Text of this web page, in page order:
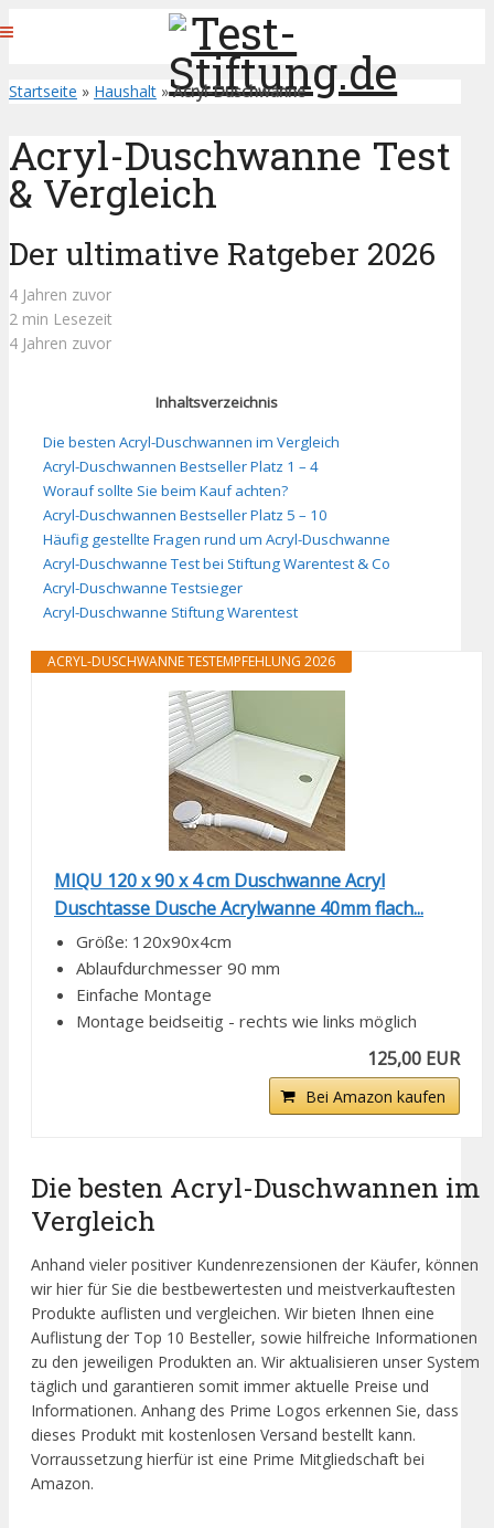
Startseite » Haushalt »Acryl-Duschwanne
Acryl-Duschwanne Test
& Vergleich
Der ultimative Ratgeber 2026
4 Jahren zuvor
2 min Lesezeit
4 Jahren zuvor
Inhaltsverzeichnis
Die besten Acryl-Duschwannen im Vergleich
Acryl-Duschwannen Bestseller Platz 1 – 4
Worauf sollte Sie beim Kauf achten?
Acryl-Duschwannen Bestseller Platz 5 – 10
Häufig gestellte Fragen rund um Acryl-Duschwanne
Acryl-Duschwanne Test bei Stiftung Warentest & Co
Acryl-Duschwanne Testsieger
Acryl-Duschwanne Stiftung Warentest
ACRYL-DUSCHWANNE TESTEMPFEHLUNG 2026
MIQU 120 x 90 x 4 cm Duschwanne Acryl
Duschtasse Dusche Acrylwanne 40mm flach...
Größe: 120x90x4cm
Ablaufdurchmesser 90 mm
Einfache Montage
Montage beidseitig - rechts wie links möglich
125,00 EUR
Bei Amazon kaufen
Die besten Acryl-Duschwannen im
Vergleich
Anhand vieler positiver Kundenrezensionen der Käufer, können
wir hier für Sie die bestbewertesten und meistverkauftesten
Produkte auflisten und vergleichen. Wir bieten Ihnen eine
Auflistung der Top 10 Besteller, sowie hilfreiche Informationen
zu den jeweiligen Produkten an. Wir aktualisieren unser System
täglich und garantieren somit immer aktuelle Preise und
Informationen. Anhang des Prime Logos erkennen Sie, dass
dieses Produkt mit kostenlosen Versand bestellt kann.
Vorraussetzung hierfür ist eine Prime Mitgliedschaft bei
Amazon.